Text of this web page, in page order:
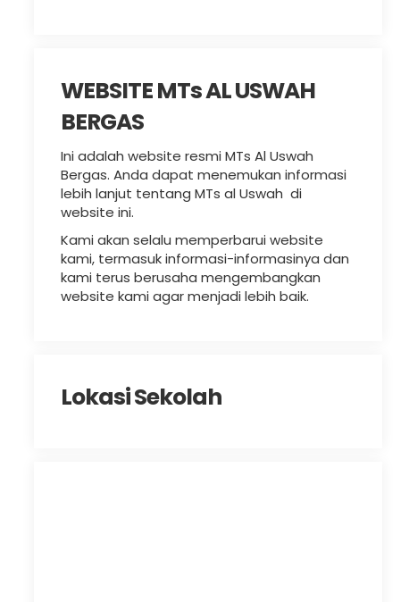
WEBSITE MTs AL USWAH
BERGAS
Ini adalah website resmi MTs Al Uswah
Bergas. Anda dapat menemukan informasi
lebih lanjut tentang MTs al Uswah di
website ini.
Kami akan selalu memperbarui website
kami, termasuk informasi-informasinya dan
kami terus berusaha mengembangkan
website kami agar menjadi lebih baik.
Lokasi Sekolah